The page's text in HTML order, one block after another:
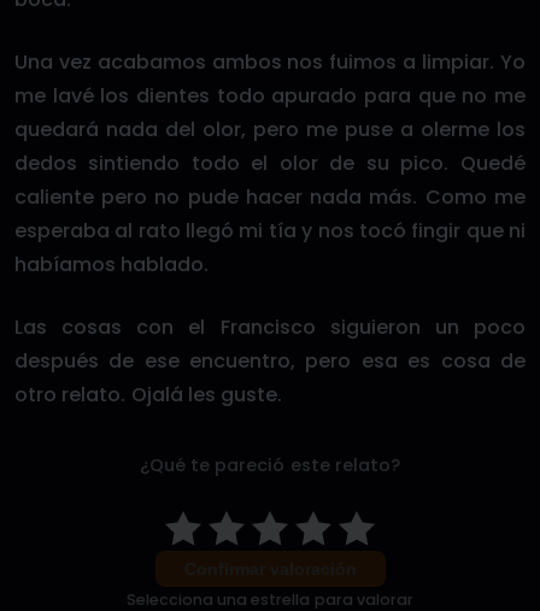
Una vez acabamos ambos nos fuimos a limpiar. Yo
me lavé los dientes todo apurado para que no me
quedará nada del olor, pero me puse a olerme los
dedos sintiendo todo el olor de su pico. Quedé
caliente pero no pude hacer nada más. Como me
esperaba al rato llegó mi tía y nos tocó fingir que ni
habíamos hablado.
Las cosas con el Francisco siguieron un poco
después de ese encuentro, pero esa es cosa de
otro relato. Ojalá les guste.
¿Qué te pareció este relato?
Selecciona una estrella para valorar